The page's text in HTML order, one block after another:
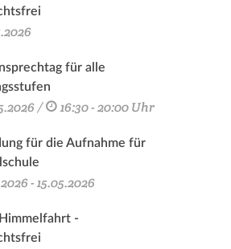
für alle
/ 16:30 - 20:00 Uhr
für die Aufnahme für
- 15.05.2026
-